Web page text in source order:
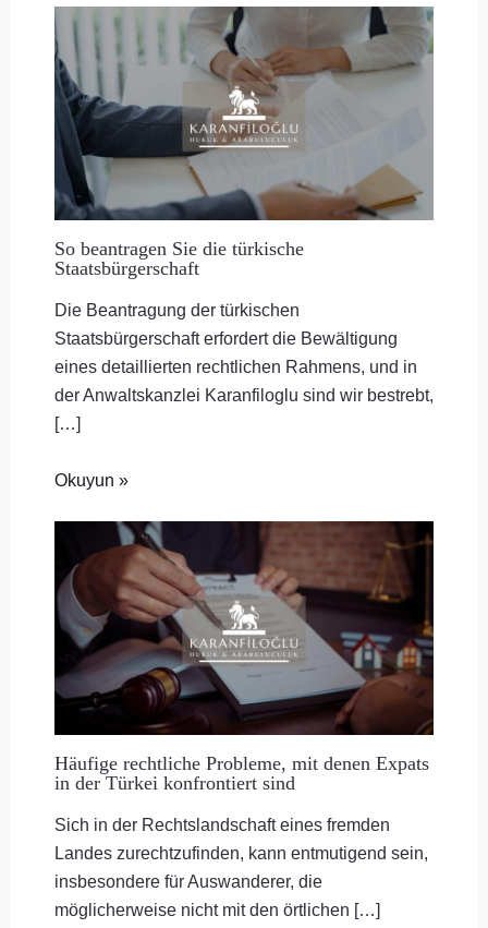
So beantragen Sie die türkische
Staatsbürgerschaft
Die Beantragung der türkischen
Staatsbürgerschaft erfordert die Bewältigung
eines detaillierten rechtlichen Rahmens, und in
der Anwaltskanzlei Karanfiloglu sind wir bestrebt,
[…]
Okuyun »
Häufige rechtliche Probleme, mit denen Expats
in der Türkei konfrontiert sind
Sich in der Rechtslandschaft eines fremden
Landes zurechtzufinden, kann entmutigend sein,
insbesondere für Auswanderer, die
möglicherweise nicht mit den örtlichen […]